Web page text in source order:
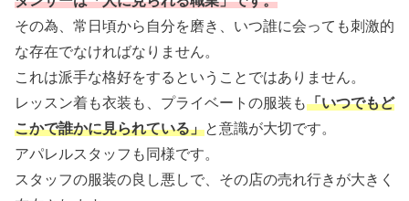
その為、常日頃から自分を磨き、いつ誰に会っても刺激的
な存在でなければなりません。
これは派手な格好をするということではありません。
レッスン着も衣装も、プライベートの服装も「いつでもど
こかで誰かに見られている」と意識が大切です。
アパレルスタッフも同様です。
スタッフの服装の良し悪しで、その店の売れ行きが大きく